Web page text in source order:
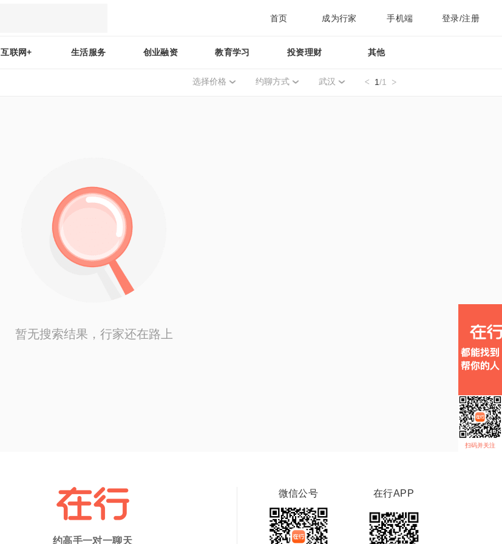
首页 成为行家 手机端 登录/注册
互联网+ 生活服务 创业融资 教育学习 投资理财 其他
选择价格 约聊方式 武汉 1/1
暂无搜索结果，行家还在路上
扫码并关注
约高手一对一聊天
微信公号 在行APP